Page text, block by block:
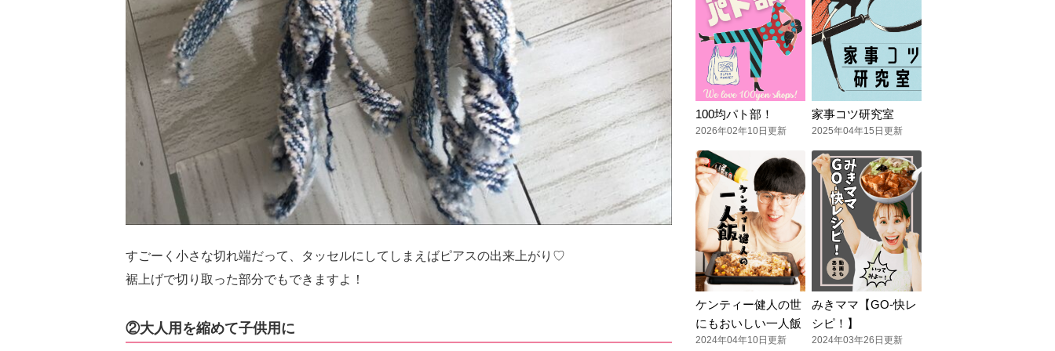
すごーく小さな切れ端だって、タッセルにしてしまえばピアスの出来上がり♡
裾上げで切り取った部分でもできますよ！
②大人用を縮めて子供用に
100均パト部！
2026年02年10日更新
家事コツ研究室
2025年04年15日更新
ケンティー健人の世
にもおいしい一人飯
2024年04年10日更新
みきママ【GO-快レ
シピ！】
2024年03年26日更新